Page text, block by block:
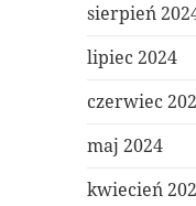
sierpień
lipiec 2024
czerwiec
maj 2024
kwiecień